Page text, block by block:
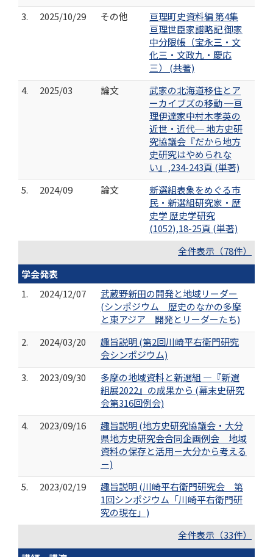
3.
2025/10/29 その他
亘理町史資料編 第4集
亘理世臣家譜略記 御家
中分限帳（宝永三・文
化三・文政九・慶応
三） (共著)
4.
2025/03 論文
武家の北海道移住とア
ーカイブズの移動 ─亘
理伊達家中村木孝英の
近世・近代─ 地方史研
究協議会『だから地方
史研究はやめられな
い』,234-243頁 (単著)
5.
2024/09 論文
新選組表象をめぐる市
民・新選組研究家・歴
史学 歴史学研究
(1052),18-25頁 (単著)
全件表示（78件）
学会発表
1.
2024/12/07
武蔵野新田の開発と地域リーダー
(シンポジウム 歴史のなかの多摩
と東アジア 開発とリーダーたち)
2.
2024/03/20
趣旨説明 (第2回川崎平右衛門研究
会シンポジウム)
3.
2023/09/30
多摩の地域資料と新選組 ―『新選
組展2022』の成果から (幕末史研究
会第316回例会)
4.
2023/09/16
趣旨説明 (地方史研究協議会・大分
県地方史研究会合同企画例会 地域
資料の保存と活用－大分から考える
－)
5.
2023/02/19
趣旨説明 (川崎平右衛門研究会 第
1回シンポジウム「川崎平右衛門研
究の現在」)
全件表示（33件）